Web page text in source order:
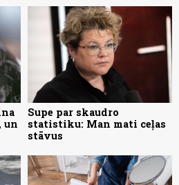
un
Supe par skaudro
statistiku: Man mati ceļas
stāvus